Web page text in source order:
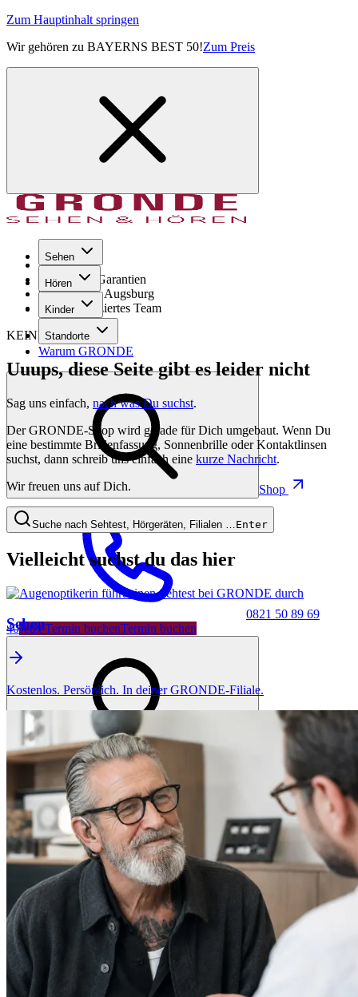
Zum Hauptinhalt springen
Wir gehören zu BAYERNS BEST 50!Zum Preis
Sehen
Hören
Kinder
Standorte
Warum GRONDE
Shop
0821 50 89 69
40Jetzt Termin buchenTermin buchen
Seit 1971
GRONDE Garantien
8× im Raum Augsburg
Hochqualifiziertes Team
KEINE SORGE!
Uuups, diese Seite gibt es leider nicht
Sag uns einfach, nach was Du suchst.
Der GRONDE-Shop wird gerade für Dich umgebaut. Wenn Du
eine bestimmte Brillenfassung, Sonnenbrille oder Kontaktlinsen
suchst, dann schreib uns einfach eine kurze Nachricht.
Wir freuen uns auf Dich.
Suche nach Sehtest, Hörgeräten, Filialen … Enter
Vielleicht suchst du das hier
Sehen
Kostenlos. Persönlich. In deiner GRONDE-Filiale.